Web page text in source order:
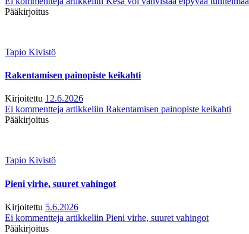
Pääkirjoitus
Tapio Kivistö
Rakentamisen painopiste keikahti
Kirjoitettu 12.6.2026
Ei kommentteja artikkeliin Rakentamisen painopiste keikahti
Pääkirjoitus
Tapio Kivistö
Pieni virhe, suuret vahingot
Kirjoitettu 5.6.2026
Ei kommentteja artikkeliin Pieni virhe, suuret vahingot
Pääkirjoitus